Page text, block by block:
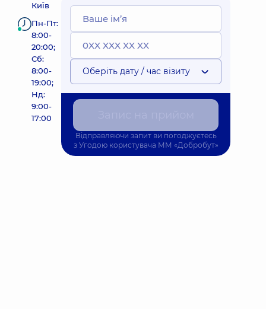
Київ
Пн-Пт:
8:00-
20:00;
Сб:
8:00-
19:00;
Нд:
9:00-
17:00
Оберіть дату / час візиту
Відправляючи запит ви погоджуєтесь
з Угодою користувача ММ «Добробут»